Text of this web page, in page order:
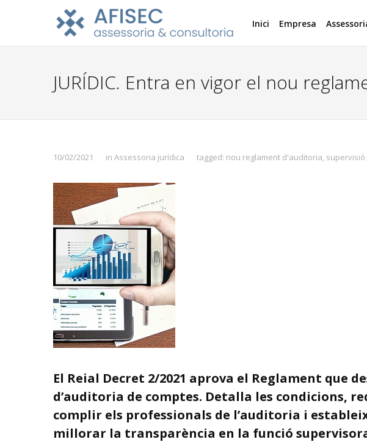
Inici Empresa
JURÍDIC. Entra en vigor el nou
10/02/2021 in Assessoria jurídica tagged: nou reglament d'auditoria, supervisió
El Reial Decret 2/2021 aprova el Reglament que
d’auditoria de comptes. Detalla les condicions,
complir els professionals de l’auditoria i
millorar la transparència en la funció